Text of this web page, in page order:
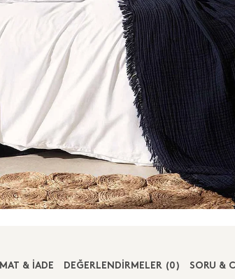
& İADE DEĞERLENDİRMELER (0) SORU &